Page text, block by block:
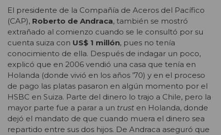
El presidente de la Compañía de Aceros del Pacífico
(CAP), Roberto de Andraca, también se mostró
extrañado al comienzo cuando se le consultó por su
cuenta suiza con US$ 1 millón, pues no tenía
conocimiento de ella. Después de indagar un poco,
explicó que en 2006 vendió una casa que tenía en
Holanda (donde vivió en los años ’70) y en el proceso
de pago las platas pasaron en algún momento por el
HSBC en Suiza. Parte del dinero lo trajo a Chile, pero la
mayor parte fue a parar a un trust en Holanda, donde
dejó el mandato de que cuando muera el dinero sea
repartido entre sus dos hijos. De Andraca aseguró que